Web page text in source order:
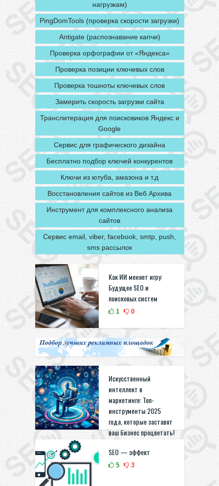
нагрузкам)
PingDomTools (проверка скорости загрузки)
Antigate (распознавание капчи)
Проверка орфографии от «Яндекса»
Проверка позиции ключевых слов
Проверка тошноты ключевых слов
Замерить скорость загрузки сайта
Транслитерация для поисковиков Яндекс и
Google
Сервис для графического дизайна
Бесплатно подбор ключей конкурентов
Ключи из ютуба, амазона и т.д
Восстановления сайтов из Веб Архива
Инструмент для комплексного анализа
сайтов
Сервис email, viber, facebook, smtp, push,
sms рассылок
Как ИИ меняет игру:
Будущее SEO и
поисковых систем
1 0
Искусственный
интеллект в
маркетинге: Топ-
инструменты 2025
года, которые заставят
ваш бизнес процветать!
SEO — эффект
5 3